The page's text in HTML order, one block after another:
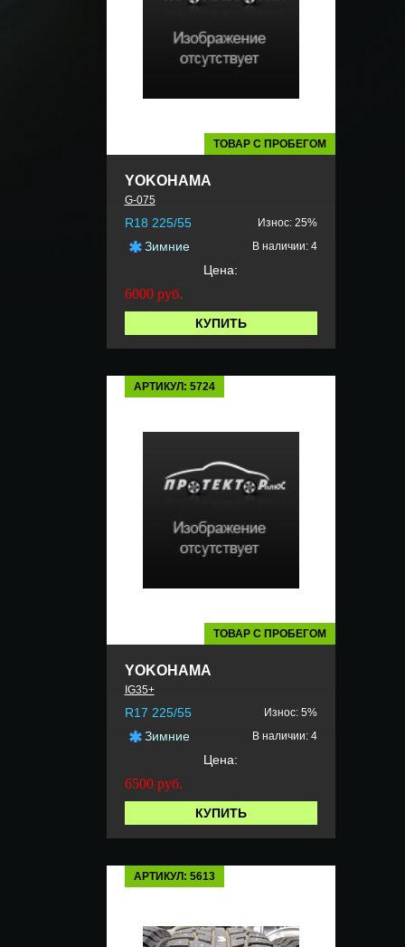
ТОВАР С ПРОБЕГОМ
YOKOHAMA
G-075
R18 225/55 Износ: 25%
Зимние В наличии: 4
Цена:
6000 руб.
КУПИТЬ
АРТИКУЛ: 5724
ТОВАР С ПРОБЕГОМ
YOKOHAMA
IG35+
R17 225/55 Износ: 5%
Зимние В наличии: 4
Цена:
6500 руб.
КУПИТЬ
АРТИКУЛ: 5613